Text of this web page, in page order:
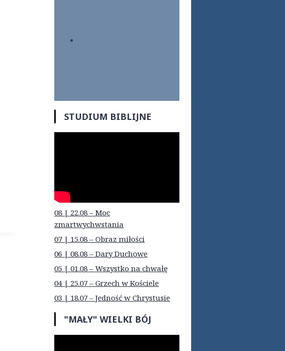
STUDIUM BIBLIJNE
08 | 22.08 – Moc
zmartwychwstania
07 | 15.08 – Obraz miłości
06 | 08.08 – Dary Duchowe
05 | 01.08 – Wszystko na chwałę
04 | 25.07 – Grzech w Kościele
03 | 18.07 – Jedność w Chrystusie
"MAŁY" WIELKI BÓJ